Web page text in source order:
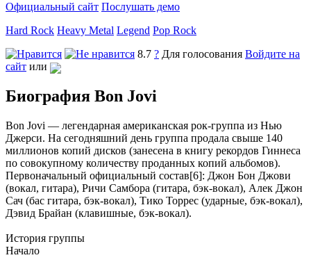
Официальный сайт Послушать демо
Hard Rock Heavy Metal Legend Pop Rock
8.7 ? Для голосования Войдите на
сайт или
Биография Bon Jovi
Bon Jovi — легендарная американская рок-группа из Нью
Джерси. На сегодняшний день группа продала свыше 140
миллионов копий дисков (занесена в книгу рекордов Гиннеса
по совокупному количеству проданных копий альбомов).
Первоначальный официальный состав[6]: Джон Бон Джови
(вокал, гитара), Ричи Самбора (гитара, бэк-вокал), Алек Джон
Сач (бас гитара, бэк-вокал), Тико Торрес (ударные, бэк-вокал),
Дэвид Брайан (клавишные, бэк-вокал).
История группы
Начало